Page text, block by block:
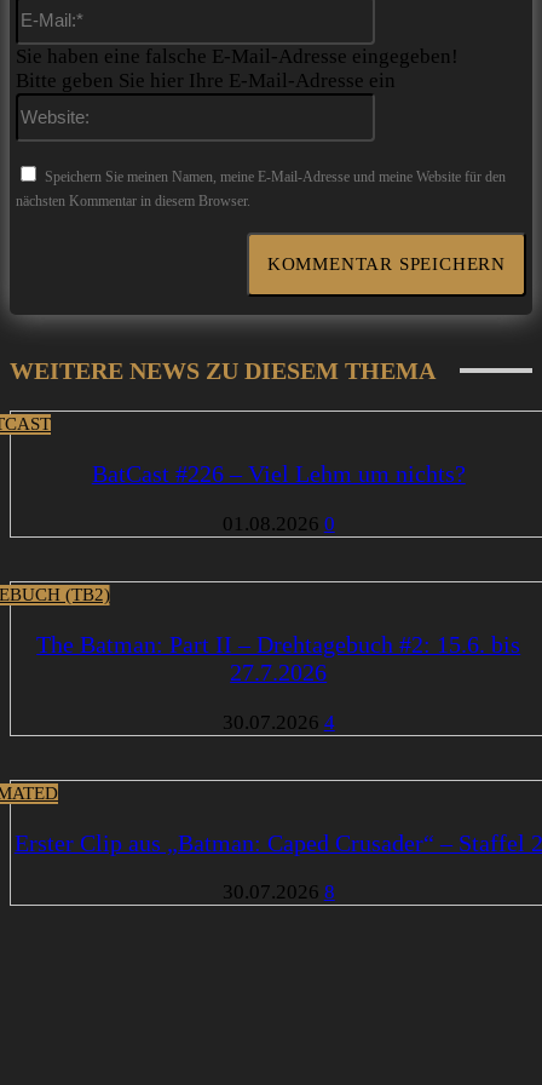
Sie haben eine falsche E-Mail-Adresse eingegeben!
Bitte geben Sie hier Ihre E-Mail-Adresse ein
Speichern Sie meinen Namen, meine E-Mail-Adresse und meine Website für den
nächsten Kommentar in diesem Browser.
WEITERE NEWS ZU DIESEM THEMA
BatCast #226 – Viel Lehm um nichts?
01.08.2026 0
(TB2)
The Batman: Part II – Drehtagebuch #2: 15.6. bis
27.7.2026
30.07.2026 4
Erster Clip aus „Batman: Caped Crusader“ – Staffel 2
30.07.2026 8